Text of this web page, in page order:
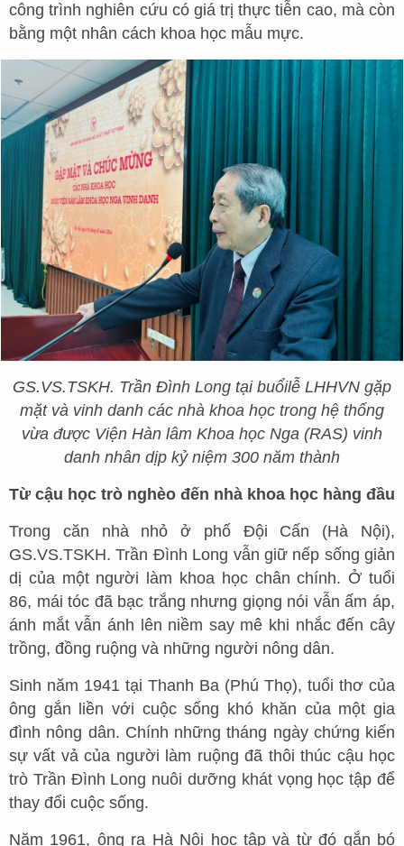
công trình nghiên cứu có giá trị thực tiễn cao, mà còn
bằng một nhân cách khoa học mẫu mực.
GS.VS.TSKH. Trần Đình Long tại buổilễ LHHVN gặp
mặt và vinh danh các nhà khoa học trong hệ thống
vừa được Viện Hàn lâm Khoa học Nga (RAS) vinh
danh nhân dịp kỷ niệm 300 năm thành
Từ cậu học trò nghèo đến nhà khoa học hàng đầu
Trong căn nhà nhỏ ở phố Đội Cấn (Hà Nội),
GS.VS.TSKH. Trần Đình Long vẫn giữ nếp sống giản
dị của một người làm khoa học chân chính. Ở tuổi
86, mái tóc đã bạc trắng nhưng giọng nói vẫn ấm áp,
ánh mắt vẫn ánh lên niềm say mê khi nhắc đến cây
trồng, đồng ruộng và những người nông dân.
Sinh năm 1941 tại Thanh Ba (Phú Thọ), tuổi thơ của
ông gắn liền với cuộc sống khó khăn của một gia
đình nông dân. Chính những tháng ngày chứng kiến
sự vất vả của người làm ruộng đã thôi thúc cậu học
trò Trần Đình Long nuôi dưỡng khát vọng học tập để
thay đổi cuộc sống.
Năm 1961, ông ra Hà Nội học tập và từ đó gắn bó